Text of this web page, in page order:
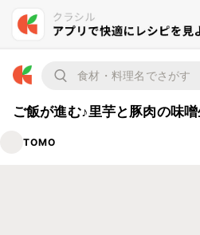
ご飯が進む♪里芋と豚肉の味
TOMO